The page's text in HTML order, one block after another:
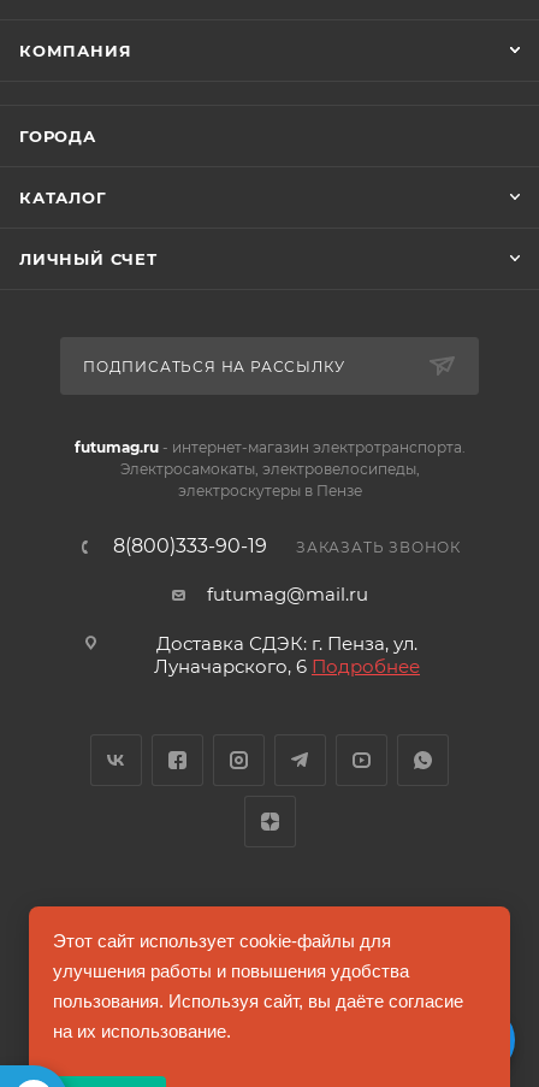
КОМПАНИЯ
ГОРОДА
КАТАЛОГ
ЛИЧНЫЙ СЧЕТ
ПОДПИСАТЬСЯ НА РАССЫЛКУ
futumag.ru- интернет-магазин электротранспорта.
Электросамокаты, электровелосипеды,
электроскутеры в Пензе
8(800)333-90-19 ЗАКАЗАТЬ ЗВОНОК
futumag@mail.ru
Доставка СДЭК: г. Пенза, ул.
Луначарского, 6 Подробнее
2026 © FUTUMAG.RU
Информация на сайте не является публичной офертой
Этот сайт использует cookie-файлы для
улучшения работы и повышения удобства
пользования. Используя сайт, вы даёте согласие
на их использование.